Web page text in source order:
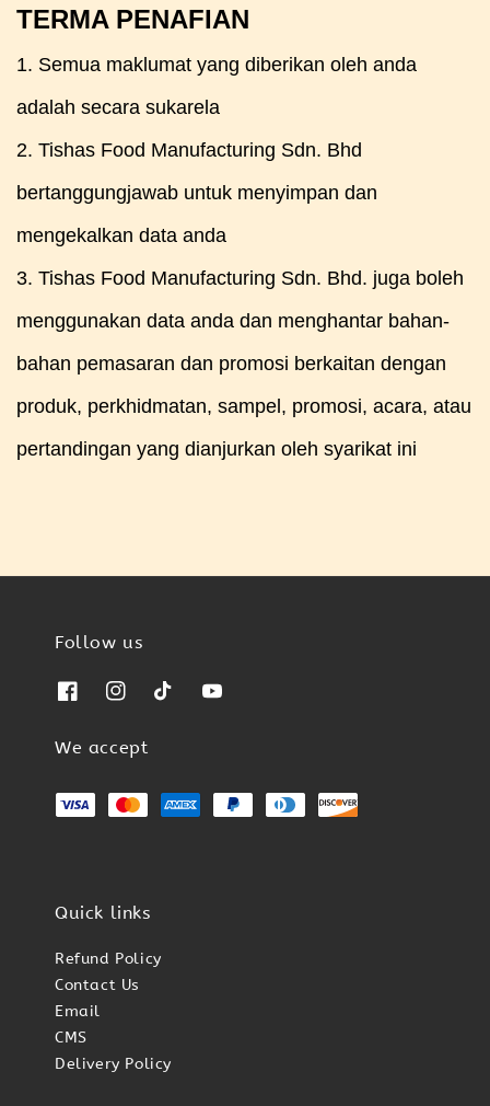
TERMA PENAFIAN
1. Semua maklumat yang diberikan oleh anda
adalah secara sukarela
2. Tishas Food Manufacturing Sdn. Bhd
bertanggungjawab untuk menyimpan dan
mengekalkan data anda
3. Tishas Food Manufacturing Sdn. Bhd. juga boleh
menggunakan data anda dan menghantar bahan-
bahan pemasaran dan promosi berkaitan dengan
produk, perkhidmatan, sampel, promosi, acara, atau
pertandingan yang dianjurkan oleh syarikat ini
Follow us
We accept
Quick links
Refund Policy
Contact Us
Email
CMS
Delivery Policy